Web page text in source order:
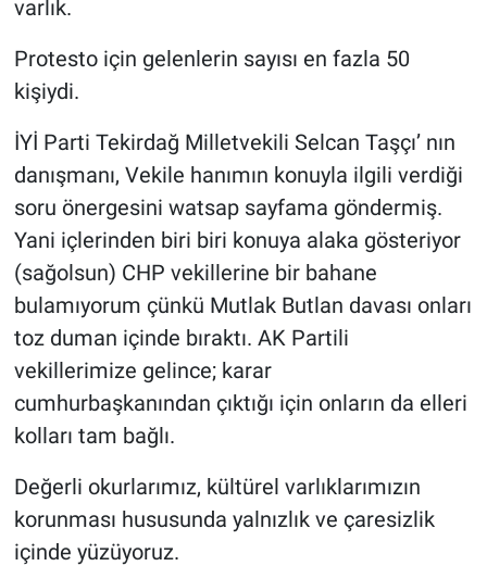
varlık.
Protesto için gelenlerin sayısı en fazla 50
kişiydi.
İYİ Parti Tekirdağ Milletvekili Selcan Taşçı’ nın
danışmanı, Vekile hanımın konuyla ilgili verdiği
soru önergesini watsap sayfama göndermiş.
Yani içlerinden biri biri konuya alaka gösteriyor
(sağolsun) CHP vekillerine bir bahane
bulamıyorum çünkü Mutlak Butlan davası onları
toz duman içinde bıraktı. AK Partili
vekillerimize gelince; karar
cumhurbaşkanından çıktığı için onların da elleri
kolları tam bağlı.
Değerli okurlarımız, kültürel varlıklarımızın
korunması hususunda yalnızlık ve çaresizlik
içinde yüzüyoruz.